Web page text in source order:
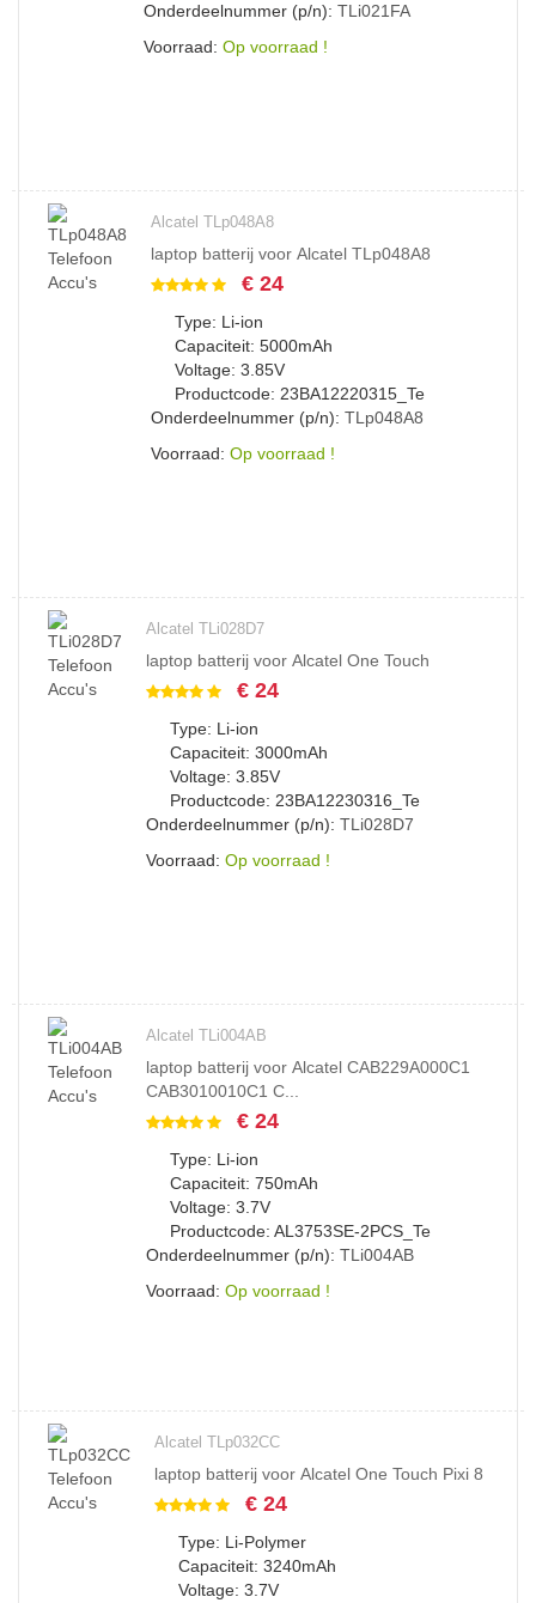
Onderdeelnummer (p/n): TLi021FA
Voorraad: Op voorraad !
Alcatel TLp048A8
laptop batterij voor Alcatel TLp048A8
€ 24
Type: Li-ion
Capaciteit: 5000mAh
Voltage: 3.85V
Productcode: 23BA12220315_Te
Onderdeelnummer (p/n): TLp048A8
Voorraad: Op voorraad !
Alcatel TLi028D7
laptop batterij voor Alcatel One Touch
€ 24
Type: Li-ion
Capaciteit: 3000mAh
Voltage: 3.85V
Productcode: 23BA12230316_Te
Onderdeelnummer (p/n): TLi028D7
Voorraad: Op voorraad !
Alcatel TLi004AB
laptop batterij voor Alcatel CAB229A000C1
CAB3010010C1 C...
€ 24
Type: Li-ion
Capaciteit: 750mAh
Voltage: 3.7V
Productcode: AL3753SE-2PCS_Te
Onderdeelnummer (p/n): TLi004AB
Voorraad: Op voorraad !
Alcatel TLp032CC
laptop batterij voor Alcatel One Touch Pixi 8
€ 24
Type: Li-Polymer
Capaciteit: 3240mAh
Voltage: 3.7V